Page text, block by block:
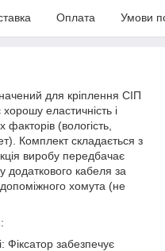
Оплата Умови
для кріплення СІП
еластичність і
факторів (вологість,
Комплект складається з
виробу передбачає
додаткового кабеля за
хомута (не
Фіксатор забезпечує